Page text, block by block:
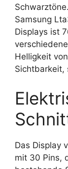
Samsung
Displays ist
Helligkeit
Sichtbarkeit,
Das Display
mit 30 Pins,